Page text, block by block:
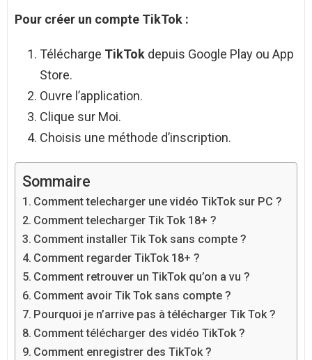
Pour créer un compte TikTok :
Télécharge TikTok depuis Google Play ou App
Store.
Ouvre l’application.
Clique sur Moi.
Choisis une méthode d’inscription.
Sommaire
Comment telecharger une vidéo TikTok sur PC ?
Comment telecharger Tik Tok 18+ ?
Comment installer Tik Tok sans compte ?
Comment regarder TikTok 18+ ?
Comment retrouver un TikTok qu’on a vu ?
Comment avoir Tik Tok sans compte ?
Pourquoi je n’arrive pas à télécharger Tik Tok ?
Comment télécharger des vidéo TikTok ?
Comment enregistrer des TikTok ?